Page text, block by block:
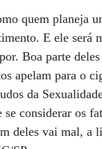
quem planeja
E ele será
Boa parte
apelam para o
da
considerar os
deles vai mal,